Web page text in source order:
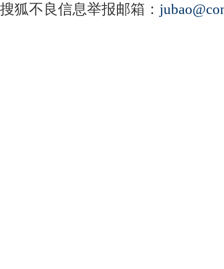
搜狐不良信息举报邮箱：